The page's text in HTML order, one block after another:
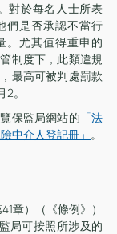
對於每名人士所表
們是否承認不當行
。尤其值得重申的
制度下，此類違規
最高可被判處罰款
。
保監局網站的 「法
中介人登記冊」 。
章）（《條例》）
局可按照所涉及的